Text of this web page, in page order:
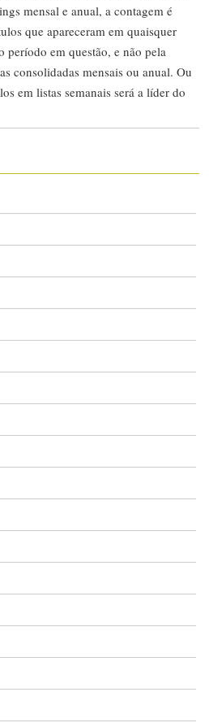
mensal e anual, a contagem é
que apareceram em quaisquer
período em questão, e não pela
consolidadas mensais ou anual. Ou
em listas semanais será a líder do